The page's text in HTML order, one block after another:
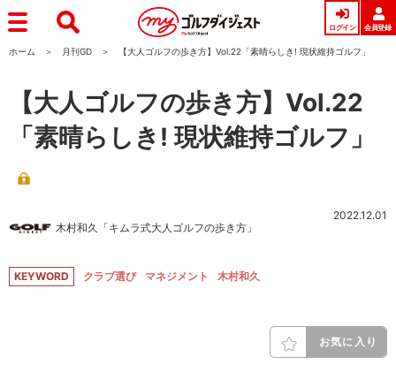
ログイン 会員登録
ホーム 月刊GD 【大人ゴルフの歩き方】Vol.22「素晴らしき! 現状維持ゴルフ」
【大人ゴルフの歩き方】Vol.22
「素晴らしき! 現状維持ゴルフ」
木村和久「キムラ式大人ゴルフの歩き方」
2022.12.01
KEYWORD クラブ選び マネジメント 木村和久
お気に入り